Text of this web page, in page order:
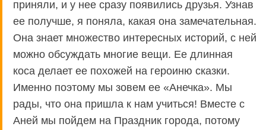
приняли, и у нее сразу появились друзья. Узнав
ее получше, я поняла, какая она замечательная.
Она знает множество интересных историй, с ней
можно обсуждать многие вещи. Ее длинная
коса делает ее похожей на героиню сказки.
Именно поэтому мы зовем ее «Анечка». Мы
рады, что она пришла к нам учиться! Вместе с
Аней мы пойдем на Праздник города, потому